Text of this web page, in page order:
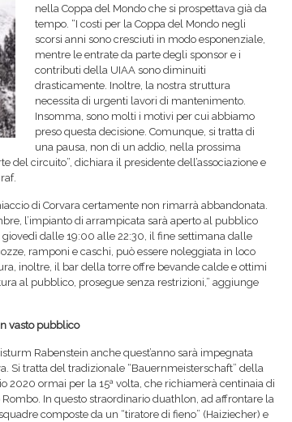
nella Coppa del Mondo che si prospettava già da
tempo. “I costi per la Coppa del Mondo negli
scorsi anni sono cresciuti in modo esponenziale,
mentre le entrate da parte degli sponsor e i
contributi della UIAA sono diminuiti
drasticamente. Inoltre, la nostra struttura
necessita di urgenti lavori di mantenimento.
Insomma, sono molti i motivi per cui abbiamo
preso questa decisione. Comunque, si tratta di
una pausa, non di un addio, nella prossima
del circuito”, dichiara il presidente dell’associazione e
di Corvara certamente non rimarrà abbandonata.
l’impianto di arrampicata sarà aperto al pubblico
dalle 19:00 alle 22:30, il fine settimana dalle
ramponi e caschi, può essere noleggiata in loco
inoltre, il bar della torre offre bevande calde e ottimi
al pubblico, prosegue senza restrizioni,” aggiunge
vasto pubblico
Rabenstein anche quest’anno sarà impegnata
Si tratta del tradizionale “Bauernmeisterschaft” della
2020 ormai per la 15ª volta, che richiamerà centinaia di
In questo straordinario duathlon, ad affrontare la
composte da un “tiratore di fieno” (Haiziecher) e